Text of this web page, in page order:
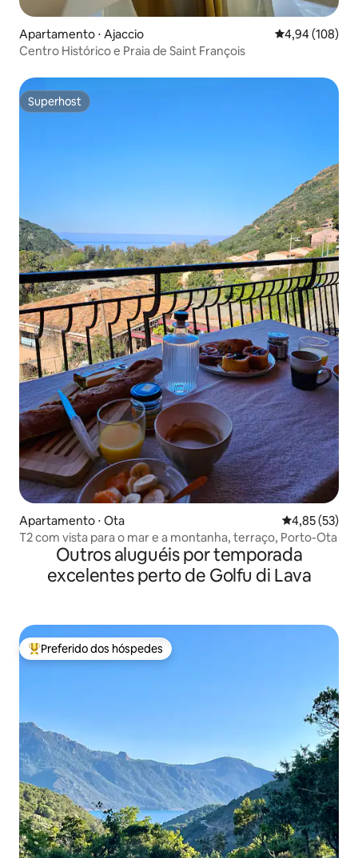
Apartamento ⋅ Ajaccio 4,94 de uma
4,94 (108)
Centro Histórico e Praia de Saint François
Superhost
Superhost
Apartamento ⋅ Ota 4,85 de uma
4,85 (53)
T2 com vista para o mar e a montanha, terraço, Porto-Ota
Outros aluguéis por temporada
excelentes perto de Golfu di Lava
Entre os melhores preferidos dos hóspedes
Preferido dos hóspedes